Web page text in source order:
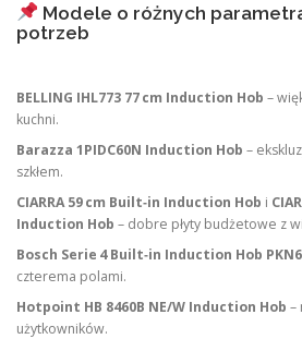
Modele o różnych
potrzeb
BELLING IHL773 77 cm Induction Hob –
kuchni.
Barazza 1PIDC60N Induction Hob –
szkłem.
CIARRA 59 cm Built‑in Induction Hob i
Induction Hob – dobre płyty budżetowe z
Bosch Serie 4 Built‑in Induction Hob
czterema polami.
Hotpoint HB 8460B NE/W Induction Hob –
użytkowników.